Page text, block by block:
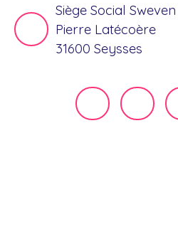
Siège Social
Pierre Latécoère
31600 Seysses